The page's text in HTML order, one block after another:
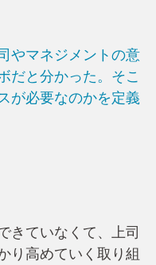
やマネジメントの意
だと分かった。そこ
が必要なのかを定義
きていなくて、上司
り高めていく取り組